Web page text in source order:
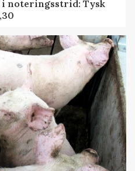
i noteringsstrid: Tysk